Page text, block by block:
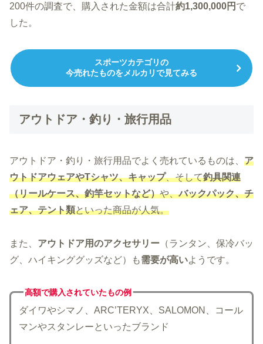
200件の調査で、購入された金額は合計約1,300,000円 で
した。
スポーツカテゴリの
今売れたものをメルカリで見てみる
アウトドア・釣り・旅行用品
アウトドア・釣り・旅行用品でよく売れているものは、 ア
ウトドアウェアやTシャツ、キャップ、そして釣具関連
（リールケース、釣竿セットなど）や、バックパック、チ
ェア、テント類といった商品が人気。
また、 アウトドア用のアクセサリー （ランタン、保冷バッ
グ、ハイキンググッズなど）も需要が高いようです。
高額で購入されていたもの例
ダイワやシマノ、ARC’TERYX、SALOMON、コール
マンやスタンレーといったブランド